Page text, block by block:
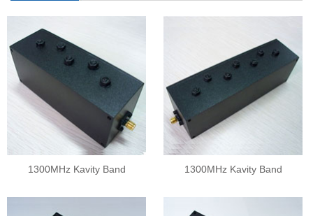
1300MHz Kavity Band 1300MHz Kavity Band